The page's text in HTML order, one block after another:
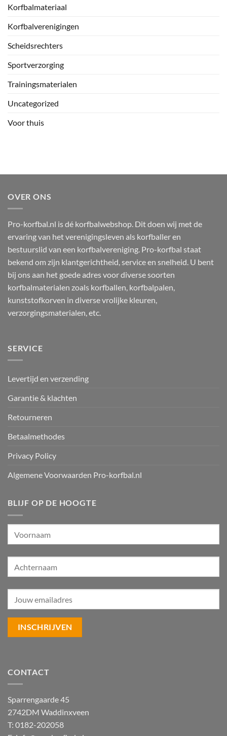
Korfbalmateriaal
Korfbalverenigingen
Scheidsrechters
Sportverzorging
Trainingsmaterialen
Uncategorized
Voor thuis
OVER ONS
Pro-korfbal.nl is dé korfbalwebshop. Dit doen wij met de
ervaring van het verenigingsleven als korfballer en
bestuurslid van een korfbalvereniging. Pro-korfbal staat
bekend om zijn klantgerichtheid, service en snelheid. U bent
bij ons aan het goede adres voor diverse soorten
korfbalmaterialen zoals korfballen, korfbalpalen,
kunststofkorven in diverse vrolijke kleuren,
verzorgingsmaterialen, etc.
SERVICE
Levertijd en verzending
Garantie & klachten
Retourneren
Betaalmethodes
Privacy Policy
Algemene Voorwaarden Pro-korfbal.nl
BLIJF OP DE HOOGTE
CONTACT
Sparrengaarde 45
2742DM Waddinxveen
T: 0182-202058